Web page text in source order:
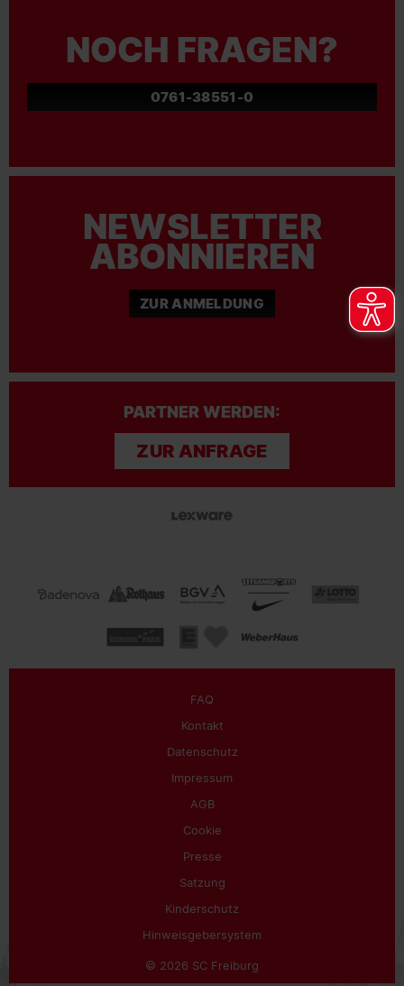
NOCH FRAGEN?
0761-38551-0
NEWSLETTER
ABONNIEREN
ZUR ANMELDUNG
PARTNER WERDEN:
ZUR ANFRAGE
FAQ
Kontakt
Datenschutz
Impressum
AGB
Cookie
Presse
Satzung
Kinderschutz
Hinweisgebersystem
© 2026 SC Freiburg